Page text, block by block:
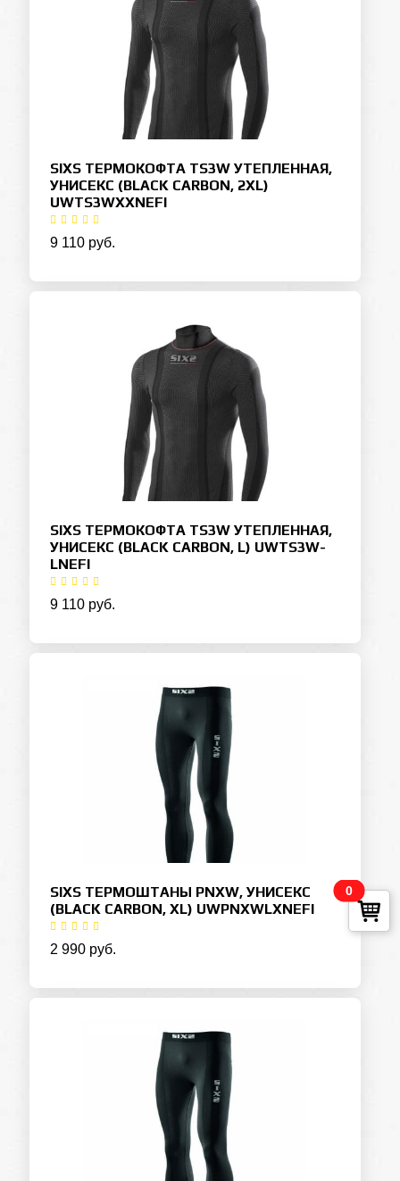
SIXS ТЕРМОКОФТА TS3W УТЕПЛЕННАЯ,
УНИСЕКС (BLACK CARBON, 2XL)
UWTS3WXXNEFI
9 110 руб.
SIXS ТЕРМОКОФТА TS3W УТЕПЛЕННАЯ,
УНИСЕКС (BLACK CARBON, L) UWTS3W-
LNEFI
9 110 руб.
SIXS ТЕРМОШТАНЫ PNXW, УНИСЕКС
(BLACK CARBON, XL) UWPNXWLXNEFI
2 990 руб.
0